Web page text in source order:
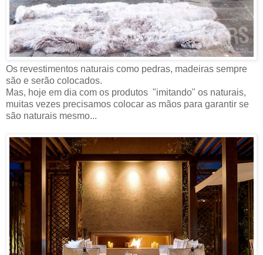
Os revestimentos naturais como pedras, madeiras sempre
são e serão colocados.
Mas, hoje em dia com os produtos "imitando" os naturais,
muitas vezes precisamos colocar as mãos para garantir se
são naturais mesmo...